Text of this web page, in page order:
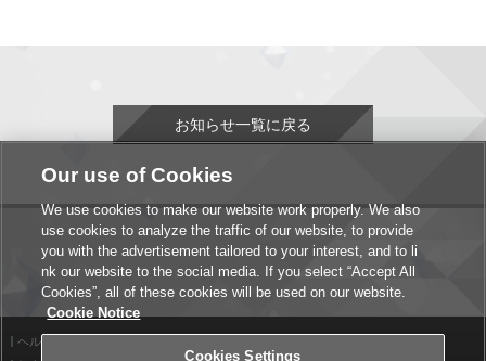
お知らせ一覧に戻る
ヘルプ
Our use of Cookies
We use cookies to make our website work properly. We also
use cookies to analyze the traffic of our website, to provide
you with the advertisement tailored to your interest, and to li
nk our website to the social media. If you select “Accept All
Cookies”, all of these cookies will be used on our website.
Cookie Notice
Cookies Settings